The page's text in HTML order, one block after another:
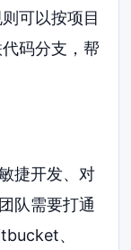
可以按项目
码分支，帮
捷开发、对
队需要打通
、